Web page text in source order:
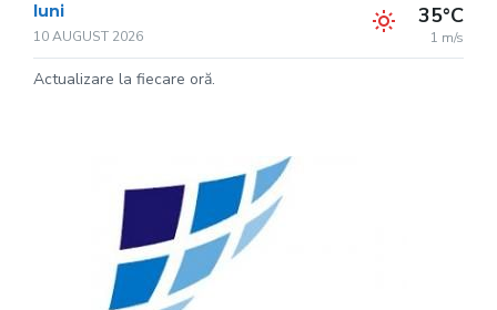
luni
10 AUGUST 2026
35°C
1 m/s
Actualizare la fiecare oră.